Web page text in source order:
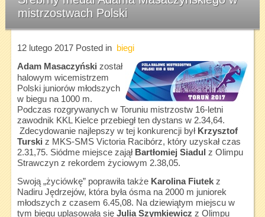
mistrzostwach Polski
12 lutego 2017Posted in
biegi
Adam Masaczyński został
halowym wicemistrzem
Polski juniorów młodszych
w biegu na 1000 m.
Podczas rozgrywanych w Toruniu mistrzostw 16-letni
zawodnik KKL Kielce przebiegł ten dystans w 2.34,64.
Zdecydowanie najlepszy w tej konkurencji był Krzysztof
Turski z MKS-SMS Victoria Racibórz, który uzyskał czas
2.31,75. Siódme miejsce zajął Bartłomiej Siadul z Olimpu
Strawczyn z rekordem życiowym 2.38,05.
Swoją „życiówkę” poprawiła także Karolina Fiutekz
Nadiru Jędrzejów, która była ósma na 2000 m juniorek
młodszych z czasem 6.45,08. Na dziewiątym miejscu w
tym biegu uplasowała się Julia Szymkiewicz z Olimpu